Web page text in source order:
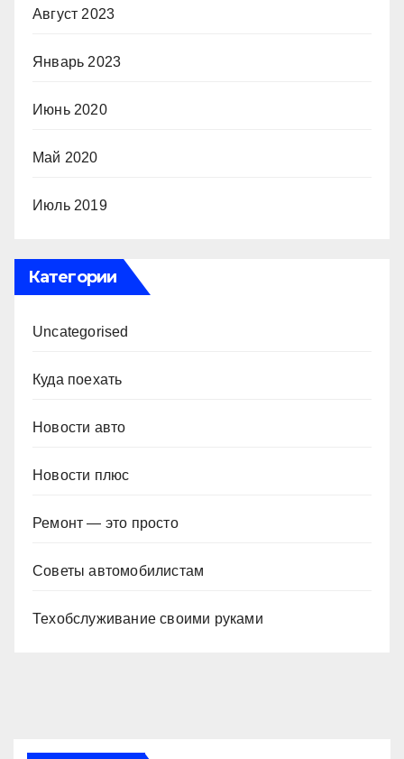
Август 2023
Январь 2023
Июнь 2020
Май 2020
Июль 2019
Категории
Uncategorised
Куда поехать
Новости авто
Новости плюс
Ремонт — это просто
Советы автомобилистам
Техобслуживание своими руками